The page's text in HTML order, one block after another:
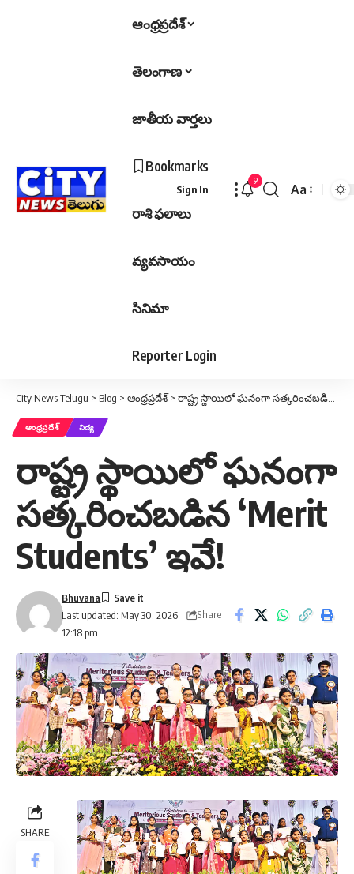
ఆంధ్రప్రదేశ్
తెలంగాణ
జాతీయ వార్తలు
Bookmarks
రాశి ఫలాలు
వ్యవసాయం
సినిమా
Reporter Login
Sign In
9
Font
Aa
City News Telugu > Blog > ఆంధ్రప్రదేశ్> రాష్ట్ర స్థాయిలో ఘనంగా సత్కరించబడిన ‘Merit Students’ ఇవే!
ఆంధ్రప్రదేశ్ విద్య
రాష్ట్ర స్థాయిలో ఘనంగా
సత్కరించబడిన ‘Merit
Students’ ఇవే!
Last updated: May 30, 2026
12:18 pm
Bhuvana
Share
SHARE